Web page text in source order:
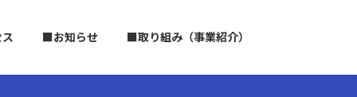
■お知らせ ■取り組み（事業紹介）